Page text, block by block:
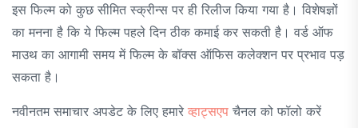
इस फिल्म को कुछ सीमित स्क्रीन्स पर ही रिलीज किया गया है। विशेषज्ञों
का मनना है कि ये फिल्म पहले दिन ठीक कमाई कर सकती है। वर्ड ऑफ
माउथ का आगामी समय में फिल्म के बॉक्स ऑफिस कलेक्शन पर प्रभाव पड़
सकता है।
नवीनतम समाचार अपडेट के लिए हमारे व्हाट्सएप चैनल को फॉलो करें